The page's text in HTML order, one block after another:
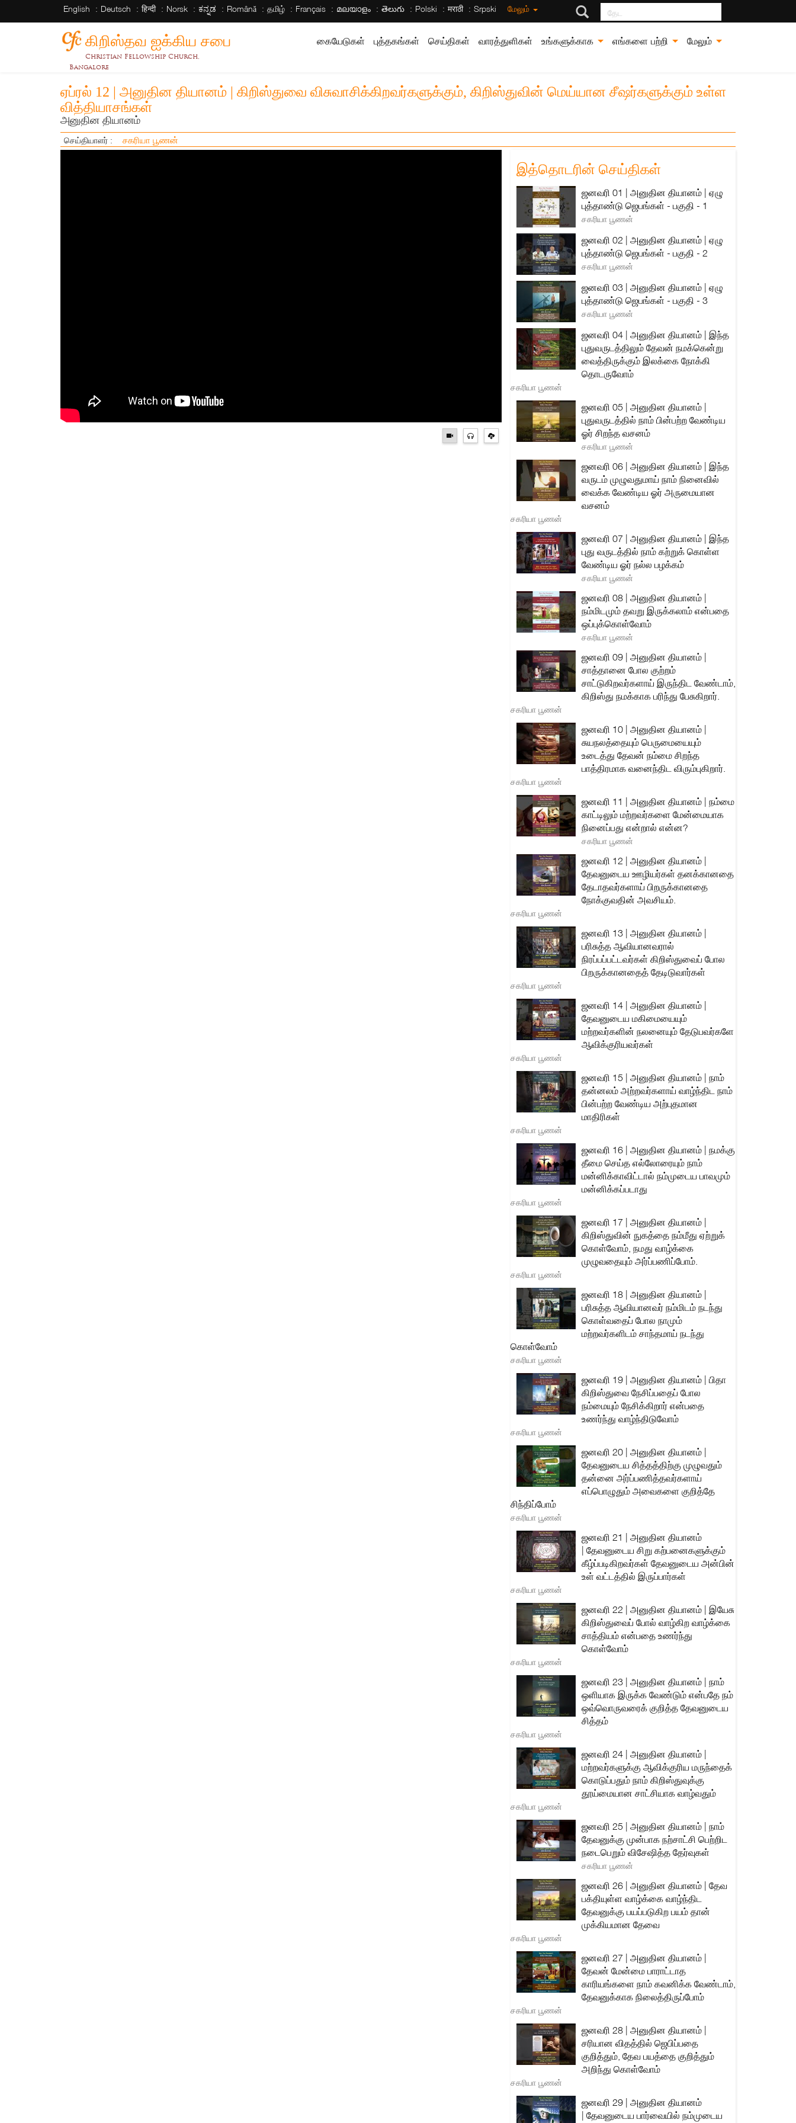
English Deutsch हिन्दी Norsk ಕನ್ನಡ Română தமிழ் Français മലയാളം తెలుగు Polski मराठी Srpski மேலும் தேட
கிறிஸ்தவ ஐக்கிய சபை
Christian Fellowship Church,
Bangalore
கையேடுகள் புத்தகங்கள் செய்திகள் வாரத்துளிகள் உங்களுக்காக எங்களை பற்றி மேலும்
ஏப்ரல் 12 | அனுதின தியானம் | கிறிஸ்துவை விசுவாசிக்கிறவர்களுக்கும், கிறிஸ்துவின் மெய்யான சீஷர்களுக்கும் உள்ள
வித்தியாசங்கள்
அனுதின தியானம்
செய்தியாளர் : சகரியா பூணன்
இத்தொடரின் செய்திகள்
ஜனவரி 01 | அனுதின தியானம் | ஏழு
புத்தாண்டு ஜெபங்கள் - பகுதி - 1
சகரியா பூணன்
ஜனவரி 02 | அனுதின தியானம் | ஏழு
புத்தாண்டு ஜெபங்கள் - பகுதி - 2
சகரியா பூணன்
ஜனவரி 03 | அனுதின தியானம் | ஏழு
புத்தாண்டு ஜெபங்கள் - பகுதி - 3
சகரியா பூணன்
ஜனவரி 04 | அனுதின தியானம் | இந்த
புதுவருடத்திலும் தேவன் நமக்கென்று
வைத்திருக்கும் இலக்கை நோக்கி
தொடருவோம்
சகரியா பூணன்
ஜனவரி 05 | அனுதின தியானம் |
புதுவருடத்தில் நாம் பின்பற்ற வேண்டிய
ஓர் சிறந்த வசனம்
சகரியா பூணன்
ஜனவரி 06 | அனுதின தியானம் | இந்த
வருடம் முழுவதுமாய் நாம் நினைவில்
வைக்க வேண்டிய ஓர் அருமையான
வசனம்
சகரியா பூணன்
ஜனவரி 07 | அனுதின தியானம் | இந்த
புது வருடத்தில் நாம் கற்றுக் கொள்ள
வேண்டிய ஓர் நல்ல பழக்கம்
சகரியா பூணன்
ஜனவரி 08 | அனுதின தியானம் |
நம்மிடமும் தவறு இருக்கலாம் என்பதை
ஒப்புக்கொள்வோம்
சகரியா பூணன்
ஜனவரி 09 | அனுதின தியானம் |
சாத்தானை போல குற்றம்
சாட்டுகிறவர்களாய் இருந்திட வேண்டாம்,
கிறிஸ்து நமக்காக பரிந்து பேசுகிறார்.
சகரியா பூணன்
ஜனவரி 10 | அனுதின தியானம் |
சுயநலத்தையும் பெருமையையும்
உடைத்து தேவன் நம்மை சிறந்த
பாத்திரமாக வனைந்திட விரும்புகிறார்.
சகரியா பூணன்
ஜனவரி 11 | அனுதின தியானம் | நம்மை
காட்டிலும் மற்றவர்களை மேன்மையாக
நினைப்பது என்றால் என்ன?
சகரியா பூணன்
ஜனவரி 12 | அனுதின தியானம் |
தேவனுடைய ஊழியர்கள் தனக்கானதை
தேடாதவர்களாய் பிறருக்கானதை
நோக்குவதின் அவசியம்.
சகரியா பூணன்
ஜனவரி 13 | அனுதின தியானம் |
பரிசுத்த ஆவியானவரால்
நிரப்பப்பட்டவர்கள் கிறிஸ்துவைப் போல
பிறருக்கானதைத் தேடிடுவார்கள்
சகரியா பூணன்
ஜனவரி 14 | அனுதின தியானம் |
தேவனுடைய மகிமையையும்
மற்றவர்களின் நலனையும் தேடுபவர்களே
ஆவிக்குரியவர்கள்
சகரியா பூணன்
ஜனவரி 15 | அனுதின தியானம் | நாம்
தன்னலம் அற்றவர்களாய் வாழ்ந்திட நாம்
பின்பற்ற வேண்டிய அற்புதமான
மாதிரிகள்
சகரியா பூணன்
ஜனவரி 16 | அனுதின தியானம் | நமக்கு
தீமை செய்த எல்லோரையும் நாம்
மன்னிக்காவிட்டால் நம்முடைய பாவமும்
மன்னிக்கப்படாது
சகரியா பூணன்
ஜனவரி 17 | அனுதின தியானம் |
கிறிஸ்துவின் நுகத்தை நம்மீது ஏற்றுக்
கொள்வோம், நமது வாழ்க்கை
முழுவதையும் அர்ப்பணிப்போம்.
சகரியா பூணன்
ஜனவரி 18 | அனுதின தியானம் |
பரிசுத்த ஆவியானவர் நம்மிடம் நடந்து
கொள்வதைப் போல நாமும்
மற்றவர்களிடம் சாந்தமாய் நடந்து
கொள்வோம்
சகரியா பூணன்
ஜனவரி 19 | அனுதின தியானம் | பிதா
கிறிஸ்துவை நேசிப்பதைப் போல
நம்மையும் நேசிக்கிறார் என்பதை
உணர்ந்து வாழ்ந்திடுவோம்
சகரியா பூணன்
ஜனவரி 20 | அனுதின தியானம் |
தேவனுடைய சித்தத்திற்கு முழுவதும்
தன்னை அர்ப்பணித்தவர்களாய்
எப்பொழுதும் அவைகளை குறித்தே
சிந்திப்போம்
சகரியா பூணன்
ஜனவரி 21 | அனுதின தியானம்
| தேவனுடைய சிறு கற்பனைகளுக்கும்
கீழ்ப்படிகிறவர்கள் தேவனுடைய அன்பின்
உள் வட்டத்தில் இருப்பார்கள்
சகரியா பூணன்
ஜனவரி 22 | அனுதின தியானம் | இயேசு
கிறிஸ்துவைப் போல் வாழ்கிற வாழ்க்கை
சாத்தியம் என்பதை உணர்ந்து
கொள்வோம்
சகரியா பூணன்
ஜனவரி 23 | அனுதின தியானம் | நாம்
ஒளியாக இருக்க வேண்டும் என்பதே நம்
ஒவ்வொருவரைக் குறித்த தேவனுடைய
சித்தம்
சகரியா பூணன்
ஜனவரி 24 | அனுதின தியானம் |
மற்றவர்களுக்கு ஆவிக்குரிய மருந்தைக்
கொடுப்பதும் நாம் கிறிஸ்துவுக்கு
தூய்மையான சாட்சியாக வாழ்வதும்
சகரியா பூணன்
ஜனவரி 25 | அனுதின தியானம் | நாம்
தேவனுக்கு முன்பாக நற்சாட்சி பெற்றிட
நடைபெறும் விசேஷித்த தேர்வுகள்
சகரியா பூணன்
ஜனவரி 26 | அனுதின தியானம் | தேவ
பக்தியுள்ள வாழ்க்கை வாழ்ந்திட
தேவனுக்கு பயப்படுகிற பயம் தான்
முக்கியமான தேவை
சகரியா பூணன்
ஜனவரி 27 | அனுதின தியானம் |
தேவன் மேன்மை பாராட்டாத
காரியங்களை நாம் கவனிக்க வேண்டாம்,
தேவனுக்காக நிலைத்திருப்போம்
சகரியா பூணன்
ஜனவரி 28 | அனுதின தியானம் |
சரியான விதத்தில் ஜெபிப்பதை
குறித்தும், தேவ பயத்தை குறித்தும்
அறிந்து கொள்வோம்
சகரியா பூணன்
ஜனவரி 29 | அனுதின தியானம்
| தேவனுடைய பார்வையில் நம்முடைய